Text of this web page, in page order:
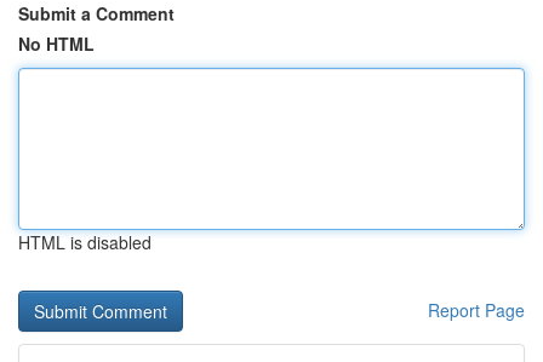
Submit a Comment
No HTML
HTML is disabled
Report Page